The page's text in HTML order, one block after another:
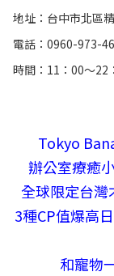
地址：台中市北區
電話：0960-973-
時間：11：00～22
Tokyo
辦公室療癒
全球限定台
3種CP值爆高
和寵物